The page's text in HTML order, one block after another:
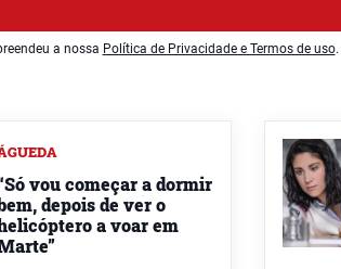
a nossa Política de Privacidade e Termos de uso.
vou começar a dormir
depois de ver o
a voar em